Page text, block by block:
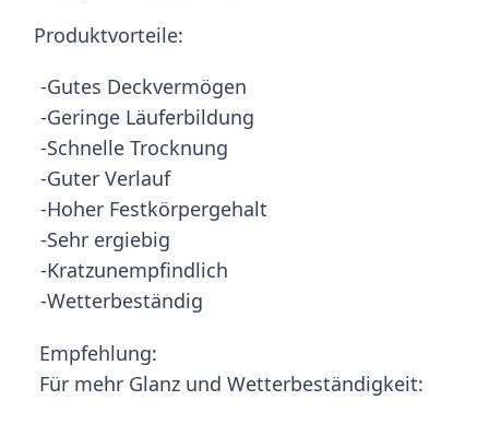
Produktvorteile:
-Gutes Deckvermögen
-Geringe Läuferbildung
-Schnelle Trocknung
-Guter Verlauf
-Hoher Festkörpergehalt
-Sehr ergiebig
-Kratzunempfindlich
-Wetterbeständig
Empfehlung:
Für mehr Glanz und Wetterbeständigkeit: